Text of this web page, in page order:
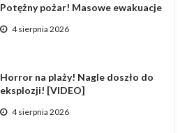
Potężny pożar! Masowe ewakuacje
4 sierpnia 2026
Horror na plaży! Nagle doszło do
eksplozji! [VIDEO]
4 sierpnia 2026